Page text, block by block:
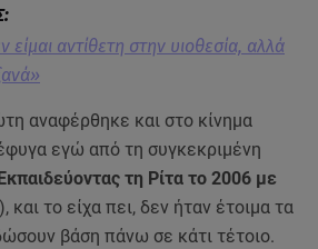
είμαι αντίθετη στην υιοθεσία, αλλά
αναφέρθηκε και στο κίνημα
εγώ από τη συγκεκριμένη
τη Ρίτα το 2006 με
), και το είχα πει, δεν ήταν έτοιμα τα
βάση πάνω σε κάτι τέτοιο.